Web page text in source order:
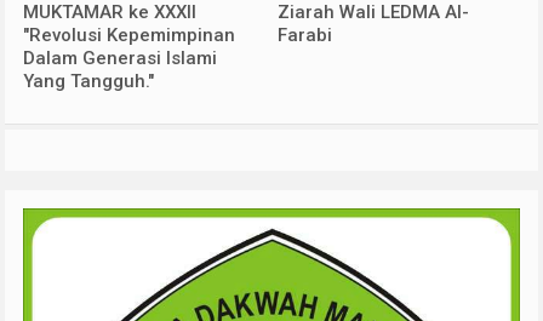
MUKTAMAR ke XXXII
"Revolusi Kepemimpinan
Dalam Generasi Islami
Yang Tangguh."
Ziarah Wali LEDMA Al-
Farabi